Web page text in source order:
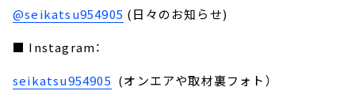
@seikatsu954905 (日々のお知らせ)
■ Instagram：
seikatsu954905 (オンエアや取材裏フォト）